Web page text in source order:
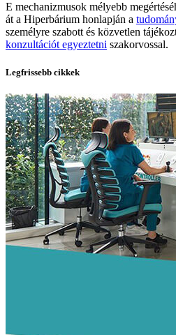
E mechanizmusok mélyebb
át a Hiperbárium honlapján a
személyre szabott és közvetlen
konzultációt egyeztetni szakorvossal.
Legfrissebb cikkek